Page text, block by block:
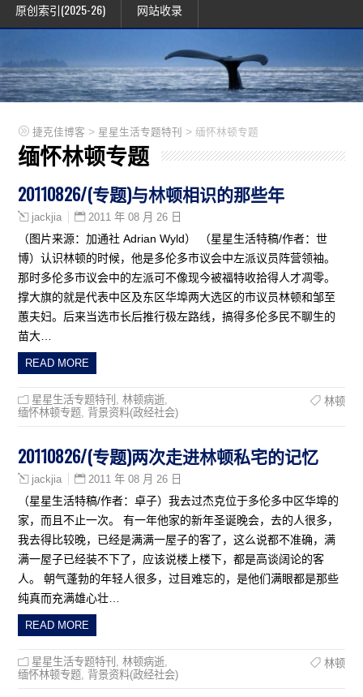
原创索引(2025-26) 网站收录
捷克佳博客 > 星星生活专题特刊 >缅怀林顿专题
缅怀林顿专题
20110826/(专题)与林顿相识的那些年
jackjia 2011 年 08 月 26 日
（图片来源：加通社 Adrian Wyld） （星星生活特稿/作者：世
博）认识林顿的时候，他是多伦多市议会中左派议员阵营领袖。
那时多伦多市议会中的左派可不像现今被福特收拾得人才凋零。
撑大旗的就是代表中区及东区华埠两大选区的市议员林顿和邹至
蕙夫妇。后来当选市长后推行极左路线，搞得多伦多民不聊生的
苗大…
READ MORE
星星生活专题特刊 ,林顿病逝
缅怀林顿专题
背景资料(政经社会)
林顿
20110826/(专题)两次走进林顿私宅的记忆
jackjia 2011 年 08 月 26 日
（星星生活特稿/作者：卓子）我去过杰克位于多伦多中区华埠的
家，而且不止一次。 有一年他家的新年圣诞晚会，去的人很多，
我去得比较晚，已经是满满一屋子的客了，这么说都不准确，满
满一屋子已经装不下了，应该说楼上楼下，都是高谈阔论的客
人。 朝气蓬勃的年轻人很多，过目难忘的，是他们满眼都是那些
纯真而充满雄心壮…
READ MORE
星星生活专题特刊 ,林顿病逝
缅怀林顿专题
背景资料(政经社会)
林顿